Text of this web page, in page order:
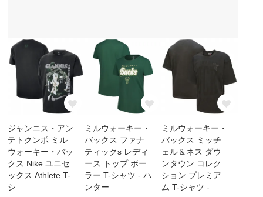
ジャンニス・アン
テトクンポ ミル
ウォーキー・バッ
クス Nike ユニセ
ックス Athlete T-
シ
ミルウォーキー・
バックス ファナ
ティックs レディ
ース トップ ボー
ラー T-シャツ - ハ
ンター
ミルウォーキー・
バックス ミッチ
ェル＆ネス ダウ
ンタウン コレク
ション プレミア
ム T-シャツ -